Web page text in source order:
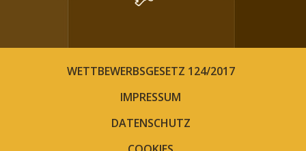
WETTBEWERBSGESETZ 124/2017
IMPRESSUM
DATENSCHUTZ